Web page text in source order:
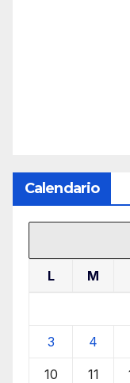
Calendario
L M
3 4
10 11